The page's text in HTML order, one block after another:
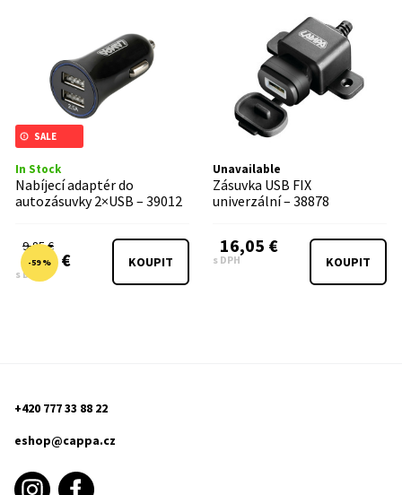
SALE
In Stock
Nabíjecí adaptér do
autozásuvky 2×USB – 39012
9,85 €
4,10 €
-59 %
s DPH
KOUPIT
Unavailable
Zásuvka USB FIX
univerzální – 38878
16,05 €
s DPH KOUPIT
+420 777 33 88 22
eshop@cappa.cz